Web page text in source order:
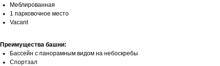
Меблированная
1 парковочное место
Vacant
Преимущества башни:
Бассейн с панорамным видом на небоскребы
Спортзал